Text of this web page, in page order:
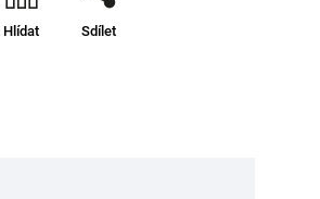
Hlídat Sdílet